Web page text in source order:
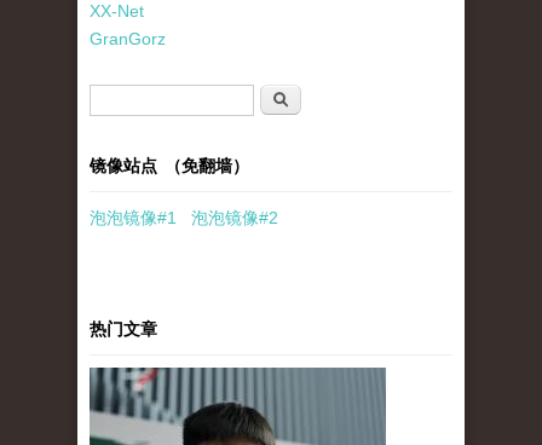
XX-Net
GranGorz
搜索
镜像站点 （免翻墙）
泡泡镜像#1 泡泡镜像#2
热门文章